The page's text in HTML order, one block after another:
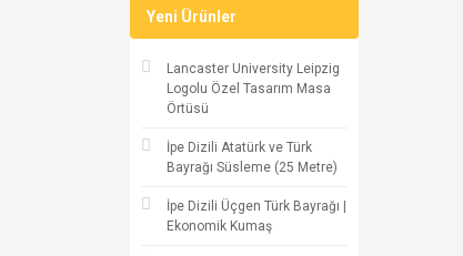
Yeni Ürünler
Lancaster University Leipzig
Logolu Özel Tasarım Masa
Örtüsü
İpe Dizili Atatürk ve Türk
Bayrağı Süsleme (25 Metre)
İpe Dizili Üçgen Türk Bayrağı |
Ekonomik Kumaş